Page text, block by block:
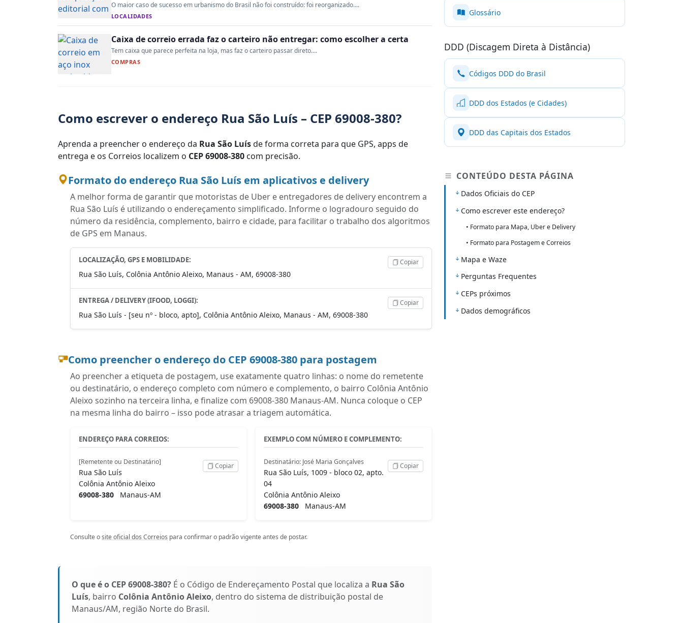
O maior caso de sucesso em urbanismo do Brasil não foi construído: foi reorganizado....
LOCALIDADES
Caixa de correio errada faz o carteiro não entregar: como escolher a certa
Tem caixa que parece perfeita na loja, mas faz o carteiro passar direto....
COMPRAS
Como escrever o endereço Rua São Luís – CEP 69008-380?
Aprenda a preencher o endereço da Rua São Luísde forma correta para que GPS, apps de
entrega e os Correios localizem o CEP 69008-380 com precisão.
Formato do endereço Rua São Luís em aplicativos e delivery
A melhor forma de garantir que motoristas de Uber e entregadores de delivery encontrem a
Rua São Luís é utilizando o endereçamento simplificado. Informe o logradouro seguido do
número da residência, complemento, bairro e cidade, para facilitar o trabalho dos algoritmos
de GPS em Manaus.
LOCALIZAÇÃO, GPS E MOBILIDADE:
Rua São Luís, Colônia Antônio Aleixo, Manaus - AM, 69008-380
Copiar
ENTREGA / DELIVERY (IFOOD, LOGGI):
Rua São Luís - [seu nº - bloco, apto], Colônia Antônio Aleixo, Manaus - AM, 69008-380
Copiar
Como preencher o endereço do CEP 69008-380 para postagem
Ao preencher a etiqueta de postagem, use exatamente quatro linhas: o nome do remetente
ou destinatário, o endereço completo com número e complemento, o bairro Colônia Antônio
Aleixo sozinho na terceira linha, e finalize com 69008-380 Manaus-AM. Nunca coloque o CEP
na mesma linha do bairro – isso pode atrasar a triagem automática.
ENDEREÇO PARA CORREIOS:
[Remetente ou Destinatário]
Rua São Luís
Colônia Antônio Aleixo
69008-380 Manaus-AM
Copiar
EXEMPLO COM NÚMERO E COMPLEMENTO:
Destinatário: José Maria Gonçalves
Rua São Luís, 1009 - bloco 02, apto.
04
Colônia Antônio Aleixo
69008-380 Manaus-AM
Copiar
Consulte osite oficial dos Correios para confirmar o padrão vigente antes de postar.
O que é o CEP 69008-380? É o Código de Endereçamento Postal que localiza a Rua São
Luís, bairro Colônia Antônio Aleixo, dentro do sistema de distribuição postal de
Manaus/AM, região Norte do Brasil.
Glossário
DDD (Discagem Direta à Distância)
Códigos DDD do Brasil
DDD dos Estados (e Cidades)
DDD das Capitais dos Estados
CONTEÚDO DESTA PÁGINA
Dados Oficiais do CEP
Como escrever este endereço?
• Formato para Mapa, Uber e Delivery
• Formato para Postagem e Correios
Mapa e Waze
Perguntas Frequentes
CEPs próximos
Dados demográficos